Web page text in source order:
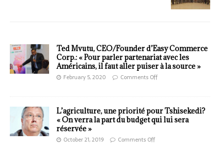
Ted Mvutu, CEO/Founder d’Easy Commerce
Corp.: « Pour parler partenariat avec les
Américains, il faut aller puiser à la source »
February 5, 2020 Comments Off
L’agriculture, une priorité pour Tshisekedi?
« On verra la part du budget qui lui sera
réservée »
October 21, 2019 Comments Off